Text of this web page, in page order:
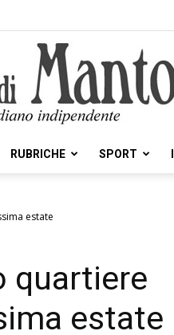
Voce
RUBRICHE SPORT
estate
quartiere
estate